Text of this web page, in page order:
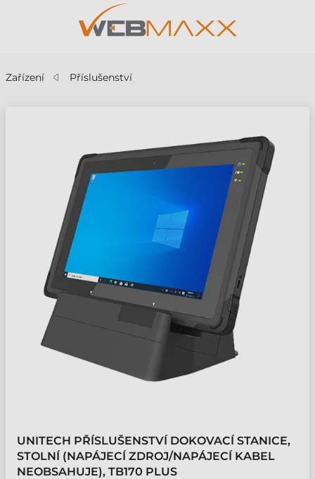
Zařízení Příslušenství
UNITECH PŘÍSLUŠENSTVÍ DOKOVACÍ STANICE,
STOLNÍ (NAPÁJECÍ ZDROJ/NAPÁJECÍ KABEL
NEOBSAHUJE), TB170 PLUS